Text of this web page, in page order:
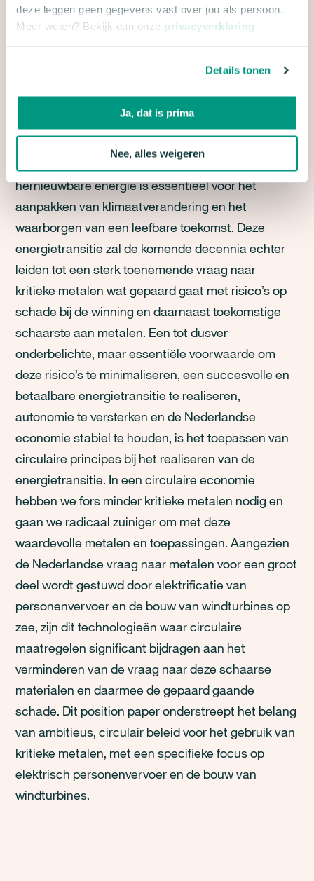
deze leggen geen gegevens vast over jou als persoon.
Meer weten? Bekijk dan onze privacyverklaring .
Details tonen
Ja, dat is prima
Nee, alles weigeren
De overgang van fossiele brandstoffen naar
hernieuwbare energie is essentieel voor het
aanpakken van klimaatverandering en het
waarborgen van een leefbare toekomst. Deze
energietransitie zal de komende decennia echter
leiden tot een sterk toenemende vraag naar
kritieke metalen wat gepaard gaat met risico’s op
schade bij de winning en daarnaast toekomstige
schaarste aan metalen. Een tot dusver
onderbelichte, maar essentiële voorwaarde om
deze risico’s te minimaliseren, een succesvolle en
betaalbare energietransitie te realiseren,
autonomie te versterken en de Nederlandse
economie stabiel te houden, is het toepassen van
circulaire principes bij het realiseren van de
energietransitie. In een circulaire economie
hebben we fors minder kritieke metalen nodig en
gaan we radicaal zuiniger om met deze
waardevolle metalen en toepassingen. Aangezien
de Nederlandse vraag naar metalen voor een groot
deel wordt gestuwd door elektrificatie van
personenvervoer en de bouw van windturbines op
zee, zijn dit technologieën waar circulaire
maatregelen significant bijdragen aan het
verminderen van de vraag naar deze schaarse
materialen en daarmee de gepaard gaande
schade. Dit position paper onderstreept het belang
van ambitieus, circulair beleid voor het gebruik van
kritieke metalen, met een specifieke focus op
elektrisch personenvervoer en de bouw van
windturbines.